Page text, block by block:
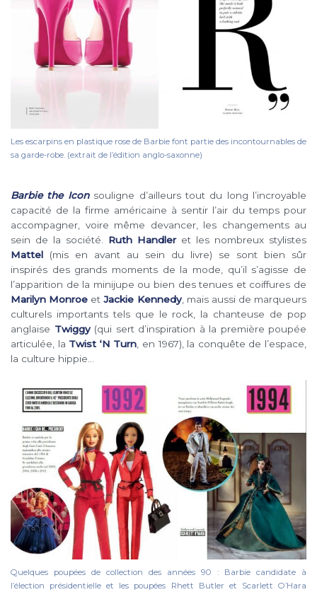
Les escarpins en plastique rose de Barbie font partie des incontournables de
sa garde-robe. (extrait de l’édition anglo-saxonne)
Barbie the Iconsouligne d’ailleurs tout du long l’incroyable
capacité de la firme américaine à sentir l’air du temps pour
accompagner, voire même devancer, les changements au
sein de la société. Ruth Handleret les nombreux stylistes
Mattel (mis en avant au sein du livre) se sont bien sûr
inspirés des grands moments de la mode, qu’il s’agisse de
l’apparition de la minijupe ou bien des tenues et coiffures de
Marilyn Monroe etJackie Kennedy, mais aussi de marqueurs
culturels importants tels que le rock, la chanteuse de pop
anglaise Twiggy(qui sert d’inspiration à la première poupée
articulée, la Twist ‘N Turn , en 1967), la conquête de l’espace,
la culture hippie…
Quelques poupées de collection des années 90 : Barbie candidate à
l’élection présidentielle et les poupées Rhett Butler et Scarlett O’Hara